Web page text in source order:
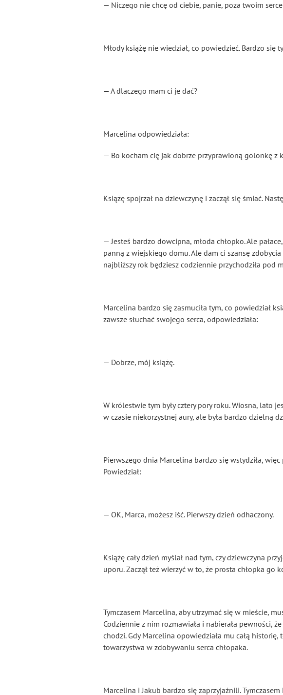
— Niczego nie chcę od ciebie, panie, poza twoim
Młody książę nie wiedział, co powiedzieć. Bardzo się
— A dlaczego mam ci je dać?
Marcelina odpowiedziała:
— Bo kocham cię jak dobrze przyprawioną golonkę z
Książę spojrzał na dziewczynę i zaczął się śmiać.
— Jesteś bardzo dowcipna, młoda chłopko. Ale
panną z wiejskiego domu. Ale dam ci szansę
najbliższy rok będziesz codziennie przychodziła pod
Marcelina bardzo się zasmuciła tym, co powiedział
zawsze słuchać swojego serca, odpowiedziała:
— Dobrze, mój książę.
W królestwie tym były cztery pory roku. Wiosna, lato
w czasie niekorzystnej aury, ale była bardzo dzielną
Pierwszego dnia Marcelina bardzo się wstydziła,
Powiedział:
— OK, Marca, możesz iść. Pierwszy dzień odhaczony.
Książę cały dzień myślał nad tym, czy dziewczyna
uporu. Zaczął też wierzyć w to, że prosta chłopka go
Tymczasem Marcelina, aby utrzymać się w mieście,
Codziennie z nim rozmawiała i nabierała pewności,
chodzi. Gdy Marcelina opowiedziała mu całą
towarzystwa w zdobywaniu serca chłopaka.
Marcelina i Jakub bardzo się zaprzyjaźnili.